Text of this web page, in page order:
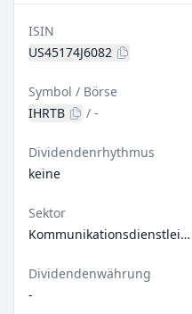
ISIN
US45174J6082
Symbol / Börse
IHRTB
/ -
Dividendenrhythmus
keine
Sektor
Kommunikationsdienstleistungen
Dividendenwährung
-